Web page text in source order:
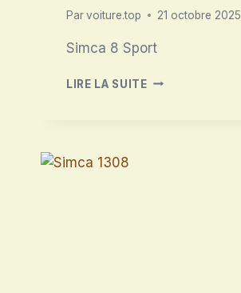
Parvoiture.top 21 octobre 2025
Simca 8 Sport
LIRE LA SUITESIMCA